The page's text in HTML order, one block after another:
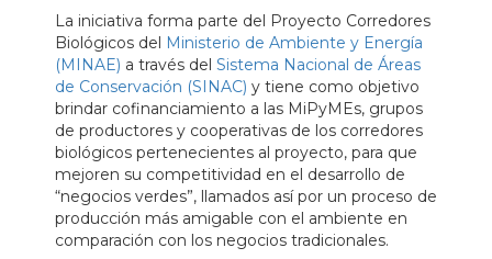
La iniciativa forma parte del Proyecto Corredores
Biológicos del
Ministerio de Ambiente y Energía
(MINAE) a través del Sistema Nacional de Áreas
de Conservación (SINAC) y tiene como objetivo
brindar cofinanciamiento a las MiPyMEs, grupos
de productores y cooperativas de los corredores
biológicos pertenecientes al proyecto, para que
mejoren su competitividad en el desarrollo de
“negocios verdes”, llamados así por un proceso de
producción más amigable con el ambiente en
comparación con los negocios tradicionales.